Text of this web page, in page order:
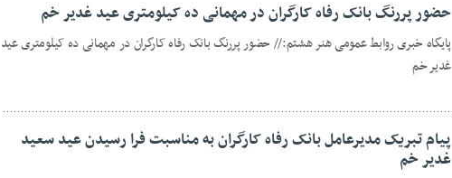
حضور پررنگ بانک رفاه کارگران در مهمانی ده کیلومتری عید غدیر خم
پایگاه خبری روابط عمومی هنر هشتم:// حضور پررنگ بانک رفاه کارگران در مهمانی ده کیلومتری عید
غدیر خم
پیام تبریک مدیرعامل بانک رفاه کارگران به مناسبت فرا رسیدن عید سعید
غدیر خم